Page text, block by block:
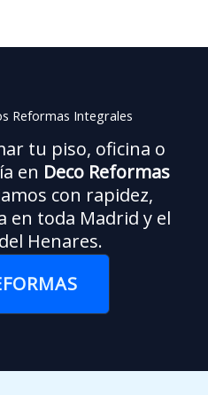
Reformas Integrales
tu piso, oficina o
en Deco Reformas
con rapidez,
en toda Madrid y el
Henares.